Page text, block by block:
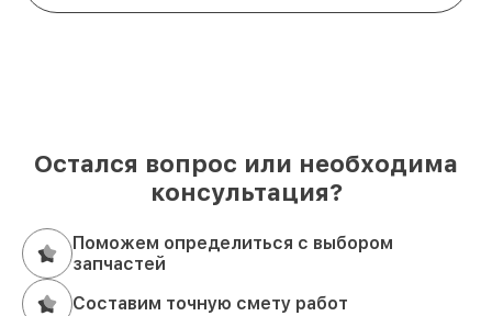
Остался вопрос или необходима
консультация?
Поможем определиться с выбором
запчастей
Составим точную смету работ